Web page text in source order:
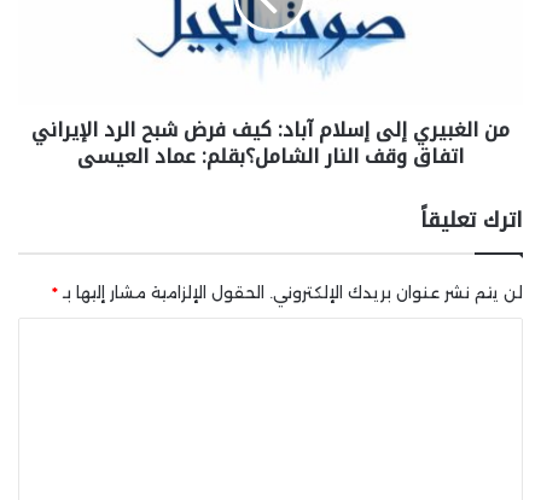
من الغبيري إلى إسلام آباد: كيف فرض شبح الرد الإيراني
اتفاق وقف النار الشامل؟بقلم: عماد العيسى
اترك تعليقاً
لن يتم نشر عنوان بريدك الإلكتروني. الحقول الإلزامية مشار إليها بـ *